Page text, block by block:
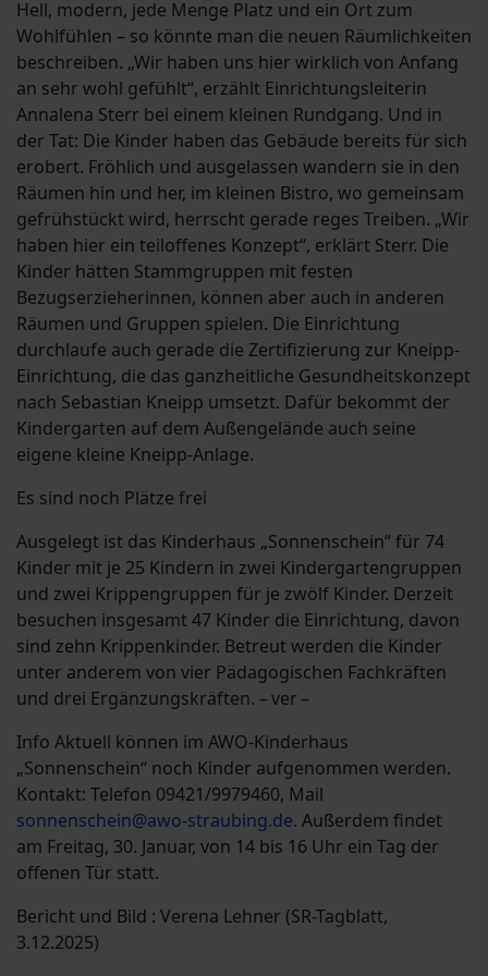
Hell, modern, jede Menge Platz und ein Ort zum
Wohlfühlen – so könnte man die neuen Räumlichkeiten
beschreiben. „Wir haben uns hier wirklich von Anfang
an sehr wohl gefühlt“, erzählt Einrichtungsleiterin
Annalena Sterr bei einem kleinen Rundgang. Und in
der Tat: Die Kinder haben das Gebäude bereits für sich
erobert. Fröhlich und ausgelassen wandern sie in den
Räumen hin und her, im kleinen Bistro, wo gemeinsam
gefrühstückt wird, herrscht gerade reges Treiben. „Wir
haben hier ein teiloffenes Konzept“, erklärt Sterr. Die
Kinder hätten Stammgruppen mit festen
Bezugserzieherinnen, können aber auch in anderen
Räumen und Gruppen spielen. Die Einrichtung
durchlaufe auch gerade die Zertifizierung zur Kneipp-
Einrichtung, die das ganzheitliche Gesundheitskonzept
nach Sebastian Kneipp umsetzt. Dafür bekommt der
Kindergarten auf dem Außengelände auch seine
eigene kleine Kneipp-Anlage.
Es sind noch Plätze frei
Ausgelegt ist das Kinderhaus „Sonnenschein“ für 74
Kinder mit je 25 Kindern in zwei Kindergartengruppen
und zwei Krippengruppen für je zwölf Kinder. Derzeit
besuchen insgesamt 47 Kinder die Einrichtung, davon
sind zehn Krippenkinder. Betreut werden die Kinder
unter anderem von vier Pädagogischen Fachkräften
und drei Ergänzungskräften. – ver –
Info Aktuell können im AWO-Kinderhaus
„Sonnenschein“ noch Kinder aufgenommen werden.
Kontakt: Telefon 09421/9979460, Mail
sonnenschein@awo-straubing.de. Außerdem findet
am Freitag, 30. Januar, von 14 bis 16 Uhr ein Tag der
offenen Tür statt.
Bericht und Bild : Verena Lehner (SR-Tagblatt,
3.12.2025)